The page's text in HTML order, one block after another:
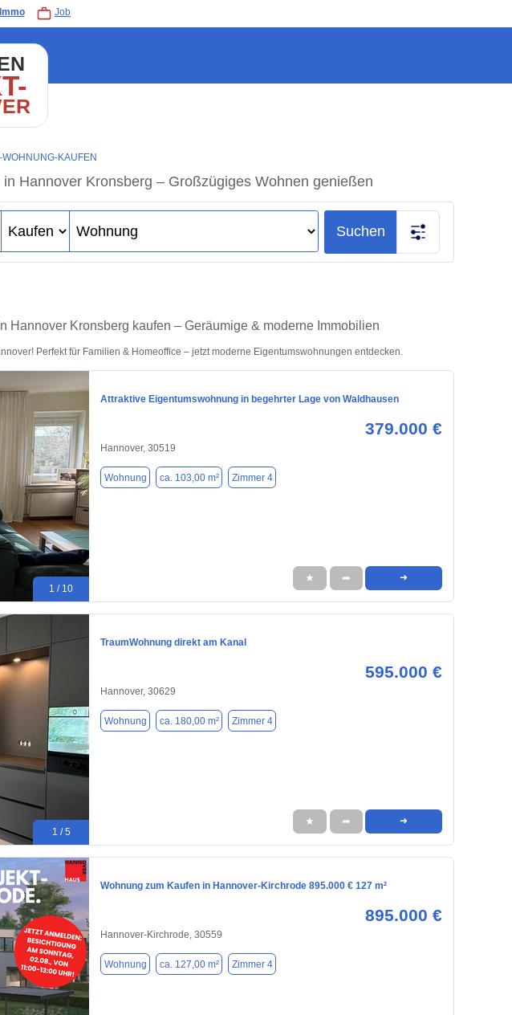
Immo Job
KAUFEN
Hannover Kronsberg – Großzügiges Wohnen genießen
Suchen
Hannover Kronsberg kaufen – Geräumige & moderne Immobilien
Perfekt für Familien & Homeoffice – jetzt moderne Eigentumswohnungen entdecken.
1 / 10
Attraktive Eigentumswohnung in begehrter Lage von Waldhausen
379.000 €
Hannover, 30519
Wohnung ca. 103,00 m² Zimmer 4
★ ➦ ➜
1 / 5
TraumWohnung direkt am Kanal
595.000 €
Hannover, 30629
Wohnung ca. 180,00 m² Zimmer 4
★ ➦ ➜
Wohnung zum Kaufen in Hannover-Kirchrode 895.000 € 127 m²
895.000 €
Hannover-Kirchrode, 30559
Wohnung ca. 127,00 m² Zimmer 4